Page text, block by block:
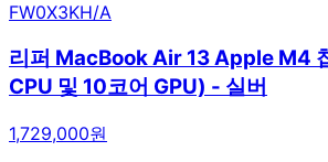
FW0X3KH/A
리퍼 MacBook Air 13 Apple M4
CPU 및 10코어 GPU) - 실버
1,729,000원